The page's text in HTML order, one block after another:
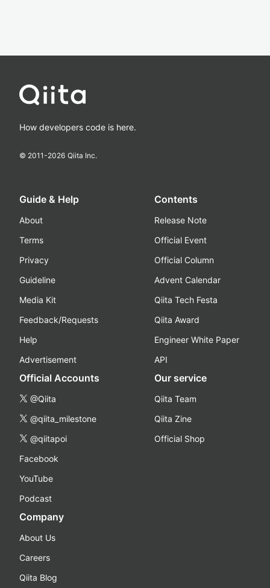
How developers code is here.
© 2011-2026 Qiita Inc.
Guide & Help
About
Terms
Privacy
Guideline
Media Kit
Feedback/Requests
Help
Advertisement
Contents
Release Note
Official Event
Official Column
Advent Calendar
Qiita Tech Festa
Qiita Award
Engineer White Paper
API
Official Accounts
@Qiita
@qiita_milestone
@qiitapoi
Facebook
YouTube
Podcast
Our service
Qiita Team
Qiita Zine
Official Shop
Company
About Us
Careers
Qiita Blog